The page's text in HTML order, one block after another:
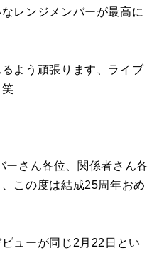
レンジメンバーが最高に
よう頑張ります、ライブ
さん各位、関係者さん各
この度は結成25周年おめ
ューが同じ2月22日とい